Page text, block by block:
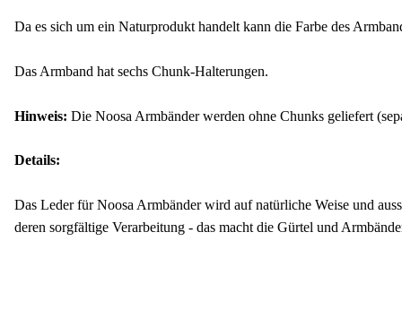
Da es sich um ein Naturprodukt handelt kann die Farbe des
Das Armband hat sechs Chunk-Halterungen.
Hinweis: Die Noosa Armbänder werden ohne Chunks geliefert
Details:
Das Leder für Noosa Armbänder wird auf natürliche Weise und
deren sorgfältige Verarbeitung - das macht die Gürtel und